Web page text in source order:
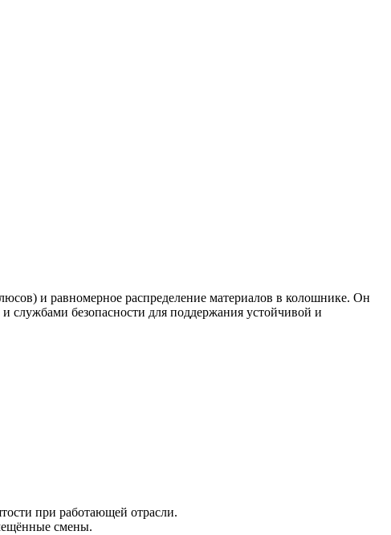
и равномерное распределение материалов в колошнике. Он
службами безопасности для поддержания устойчивой и
при работающей отрасли.
смены.